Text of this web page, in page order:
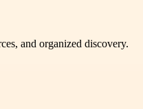
and organized discovery.